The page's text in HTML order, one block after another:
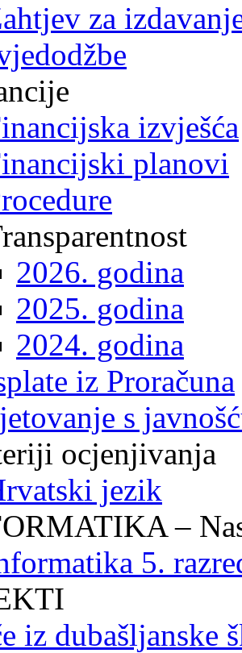
za
izvješća
planovi
2026. godina
2025. godina
2024. godina
iz Proračuna
s
ocjenjivanja
jezik
–
5.
iz dubašljanske